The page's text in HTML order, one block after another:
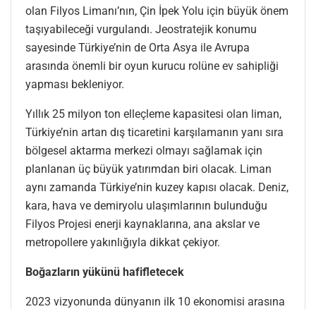
olan Filyos Limanı’nın, Çin İpek Yolu için büyük önem
taşıyabileceği vurgulandı. Jeostratejik konumu
sayesinde Türkiye’nin de Orta Asya ile Avrupa
arasında önemli bir oyun kurucu rolüne ev sahipliği
yapması bekleniyor.
Yıllık 25 milyon ton elleçleme kapasitesi olan liman,
Türkiye’nin artan dış ticaretini karşılamanın yanı sıra
bölgesel aktarma merkezi olmayı sağlamak için
planlanan üç büyük yatırımdan biri olacak. Liman
aynı zamanda Türkiye’nin kuzey kapısı olacak. Deniz,
kara, hava ve demiryolu ulaşımlarının bulunduğu
Filyos Projesi enerji kaynaklarına, ana akslar ve
metropollere yakınlığıyla dikkat çekiyor.
Boğazların yükünü hafifletecek
2023 vizyonunda dünyanın ilk 10 ekonomisi arasına